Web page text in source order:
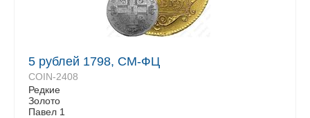
5 рублей 1798, СМ-ФЦ
COIN-2408
Редкие
Золото
Павел 1